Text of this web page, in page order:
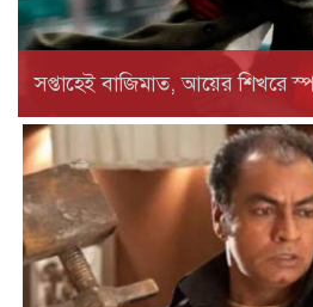
সপ্তাহেই বাজিমাত, আয়ের শিখরে